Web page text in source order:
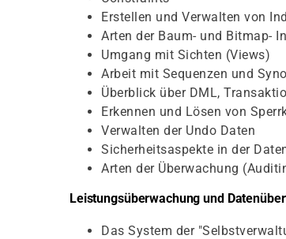
Erstellen und Verwalten von
Arten der Baum- und Bitmap-
Umgang mit Sichten (Views)
Arbeit mit Sequenzen und
Überblick über DML,
Erkennen und Lösen von
Verwalten der Undo Daten
Sicherheitsaspekte in der
Arten der Überwachung
Leistungsüberwachung und
Das System der